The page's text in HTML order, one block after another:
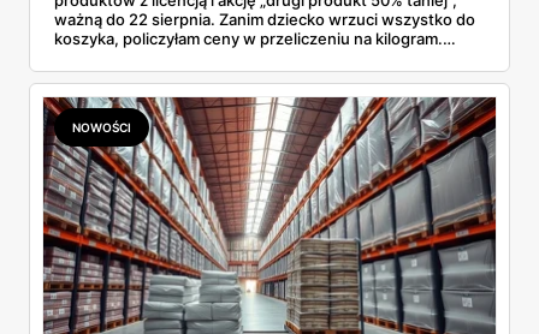
ważną do 22 sierpnia. Zanim dziecko wrzuci wszystko do
koszyka, policzyłam ceny w przeliczeniu na kilogram.
prawie 140 zł za kilogram, ale lody do mrożenia i rurki
waflowe bronią się nawet bez rabatu.
NOWOŚCI